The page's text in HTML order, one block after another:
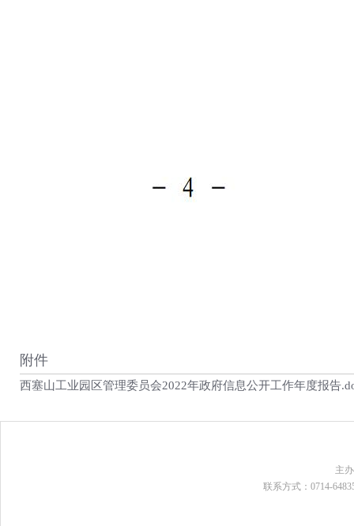
附件
西塞山工业园区管理委员会2022年政府信息公开工作年度报告
主
联系方式：0714-